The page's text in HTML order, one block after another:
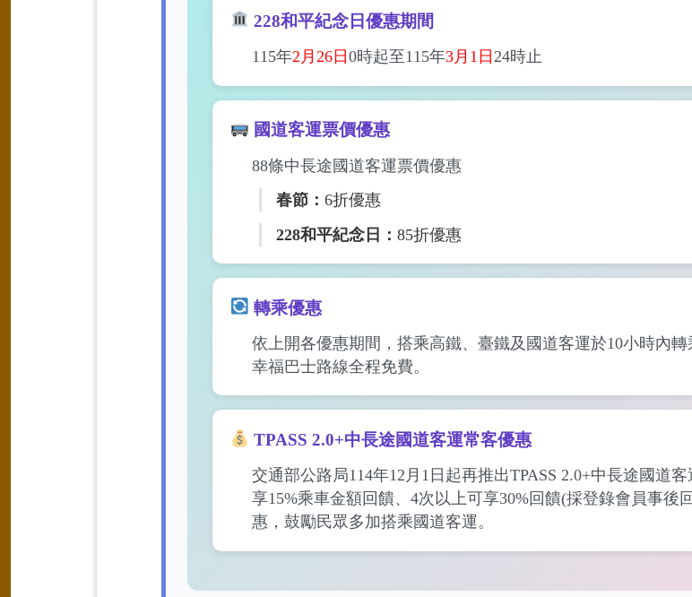
228和平紀念日優惠期間
115年2月26日 0時起至115年3月1日 24時止
國道客運票價優惠
88條中長途國道客運票價優惠
春節： 6折優惠
228和平紀念日： 85折優惠
轉乘優惠
依上開各優惠期間，搭乘高鐵、臺鐵及國道客運於10小時內
幸福巴士路線全程免費。
TPASS 2.0+中長途國道客運常客優惠
交通部公路局114年12月1日起再推出TPASS 2.0+中長途國道
享15%乘車金額回饋、4次以上可享30%回饋(採登錄會員事後
惠，鼓勵民眾多加搭乘國道客運。